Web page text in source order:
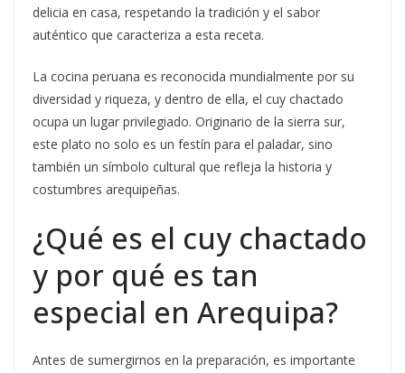
delicia en casa, respetando la tradición y el sabor
auténtico que caracteriza a esta receta.
La cocina peruana es reconocida mundialmente por su
diversidad y riqueza, y dentro de ella, el cuy chactado
ocupa un lugar privilegiado. Originario de la sierra sur,
este plato no solo es un festín para el paladar, sino
también un símbolo cultural que refleja la historia y
costumbres arequipeñas.
¿Qué es el cuy chactado
y por qué es tan
especial en Arequipa?
Antes de sumergirnos en la preparación, es importante